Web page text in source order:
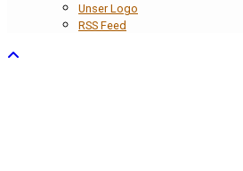
Unser Logo
RSS Feed